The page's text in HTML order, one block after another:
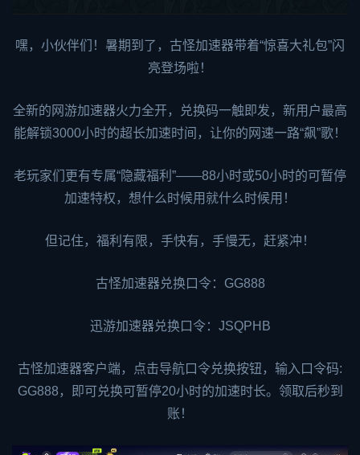
嘿，小伙伴们！暑期到了， 古怪加速器带着“惊喜大礼包”闪
亮登场啦！
全新的 网游加速器火力全开，兑换码一触即发，新用户最高
能解锁3000小时的超长加速时间，让你的网速一路“飙”歌！
老玩家们更有专属“隐藏福利”——88小时或50小时的可暂停
加速特权，想什么时候用就什么时候用！
但记住，福利有限，手快有，手慢无，赶紧冲！
古怪加速器兑换口令： GG888
迅游加速器兑换口令：JSQPHB
古怪加速器客户端，点击导航口令兑换按钮，输入口令码:
GG888 ，即可兑换可暂停20小时的加速时长。领取后秒到
账！